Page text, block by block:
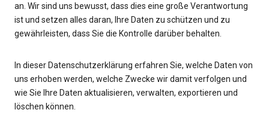
an. Wir sind uns bewusst, dass dies eine große Verantwortung
ist und setzen alles daran, Ihre Daten zu schützen und zu
gewährleisten, dass Sie die Kontrolle darüber behalten.
In dieser Datenschutzerklärung erfahren Sie, welche Daten von
uns erhoben werden, welche Zwecke wir damit verfolgen und
wie Sie Ihre Daten aktualisieren, verwalten, exportieren und
löschen können.